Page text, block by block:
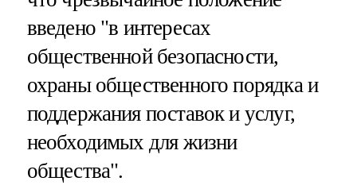
введено "в интересах
общественной безопасности,
охраны общественного порядка и
поддержания поставок и услуг,
необходимых для жизни
общества".